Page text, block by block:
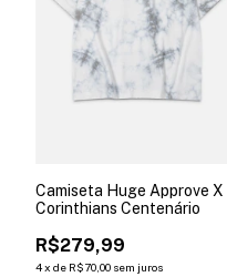
Camiseta Huge Approve X
Corinthians Centenário
R$279,99
4x de R$70,00 sem juros